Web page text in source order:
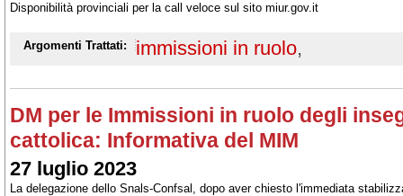
Disponibilità provinciali per la call veloce sul sito miur.gov.it
Argomenti Trattati: immissioni in ruolo,
DM per le Immissioni in ruolo degli
cattolica: Informativa del MIM
27 luglio 2023
La delegazione dello Snals-Confsal, dopo aver chiesto l'immediata